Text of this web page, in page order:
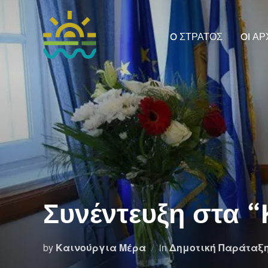
content
O ΣΤΡΑΤΟΣ OI
Συνέντευξη στα
by Καινούργια Μέρα inΔημοτική